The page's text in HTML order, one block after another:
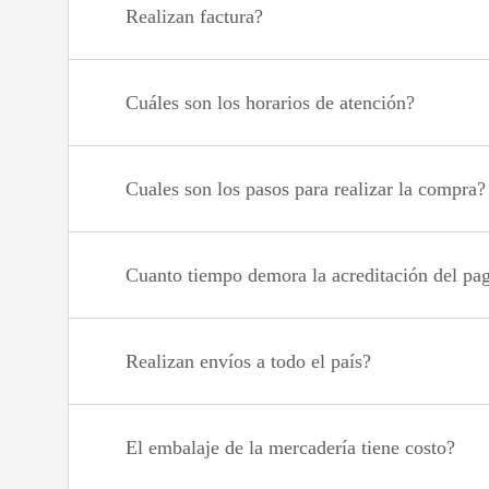
Realizan factura?
Cuáles son los horarios de atención?
Cuales son los pasos para realizar la compra?
Cuanto tiempo demora la acreditación del
Realizan envíos a todo el país?
El embalaje de la mercadería tiene costo?